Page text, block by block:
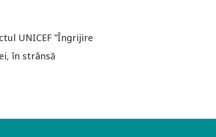
UNICEF ”Îngrijire
în strânsă